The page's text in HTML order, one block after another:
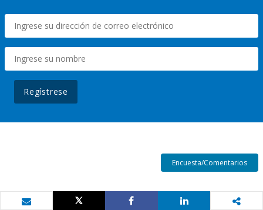
Regístrese
Encuesta/Comentarios